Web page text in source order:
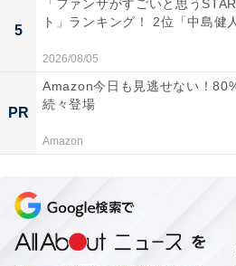
（テレビ朝日系）での逢沢渾一
陽師0』への出演など、2024年
が寄せられています。
回答者からは、「小柄で美男子
いそうなミステリアスな雰囲気
じるから（40代女性／埼玉県）
えている綺麗な顔立ちは透明感
ります（40代女性／広島県）」
を演じ分けられる演技力と見た
5
「ファンサがすごいと思う
ト」ランキング！ 2位「中島健
2026/08/05
PR
Amazon今日も見逃せない！
続々登場
Amazon